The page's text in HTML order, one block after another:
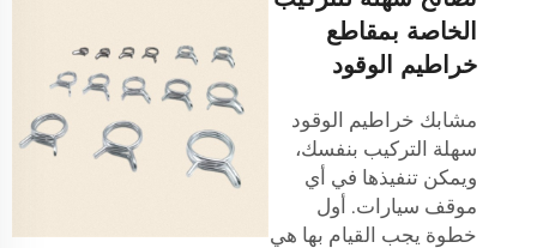
الخاصة بمقاطع
خراطيم الوقود
مشابك خراطيم الوقود
سهلة التركيب بنفسك،
ويمكن تنفيذها في أي
موقف سيارات. أول
خطوة يجب القيام بها هي